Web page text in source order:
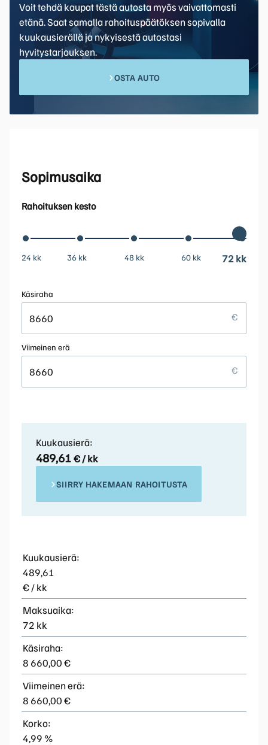
Sopimusaika
Rahoituksen kesto
24 kk 36 kk 48 kk 60 kk 72 kk
Käsiraha
Viimeinen erä
Kuukausierä:
489,61
€ / kk
Maksuaika:
72 kk
Käsiraha:
8 660,00 €
Viimeinen erä:
8 660,00 €
Korko:
4,99 %
Kuukausierä:
489,61€ / kk
SIIRRY HAKEMAAN RAHOITUSTA
Voit tehdä kaupat tästä autosta myös vaivattomasti
etänä. Saat samalla rahoituspäätöksen sopivalla
kuukausierällä ja nykyisestä autostasi
hyvitystarjouksen.
OSTA AUTO